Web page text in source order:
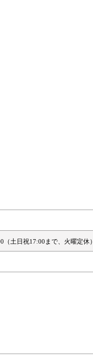
土日祝17:00まで、火曜定休）